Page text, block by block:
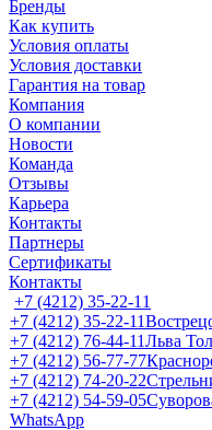
Бренды
Как купить
Условия оплаты
Условия доставки
Гарантия на товар
Компания
О компании
Новости
Команда
Отзывы
Карьера
Контакты
Партнеры
Сертификаты
Контакты
+7 (4212) 35-22-11
+7 (4212) 35-22-11
+7 (4212) 76-44-11Льва
+7 (4212) 56-77-77
+7 (4212) 74-20-22
+7 (4212) 54-59-05
WhatsApp